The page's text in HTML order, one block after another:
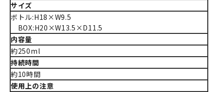
サイズ
ボトル:H18×W9.5
BOX:H20×W13.5×D11.5
内容量
約250ml
持続時間
約10時間
使用上の注意